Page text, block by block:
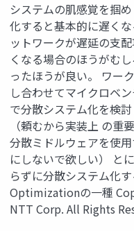
システムの肌感覚を掴
化すると基本的に遅く
ットワークが遅延の支
くなる場合のほうがむ
ったほうが良い。 ワー
し合わせてマイクロベ
で分散システム化を検
（頼むから実装上 の重
分散ミドルウェアを使
にしないで欲しい） と
らずに分散システム化
Optimizationの一種
NTT Corp. All Rights